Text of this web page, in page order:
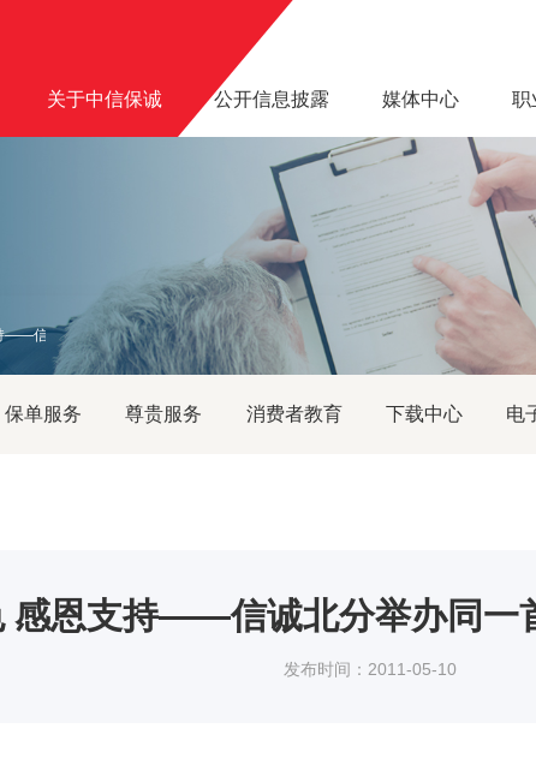
关于中信保诚 公开信息披露 媒体中心 职
——信诚北分举办同一首歌大型客户联谊活动
保单服务 尊贵服务 消费者教育 下载中心 电
感恩支持——信诚北分举办同一
发布时间：2011-05-10